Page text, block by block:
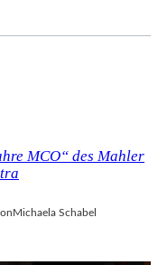
E
MCO“ des Mahler
Michaela Schabel